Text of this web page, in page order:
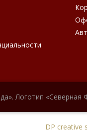
Логотип
DP creative